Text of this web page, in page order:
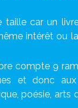
taille car un
intérêt ou
compte 9
et donc
poésie, arts